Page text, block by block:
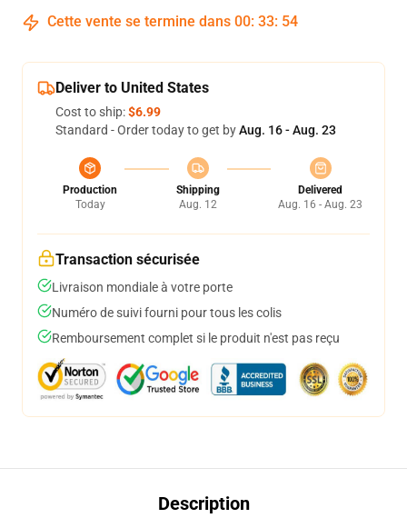
Cette vente se termine dans 00: 33: 53
Deliver to United States
Cost to ship:$6.99
Standard - Order today to get byAug. 16 - Aug. 23
Production
Today
Shipping
Aug. 12
Delivered
Aug. 16 - Aug. 23
Transaction sécurisée
Livraison mondiale à votre porte
Numéro de suivi fourni pour tous les colis
Remboursement complet si le produit n'est pas reçu
Description